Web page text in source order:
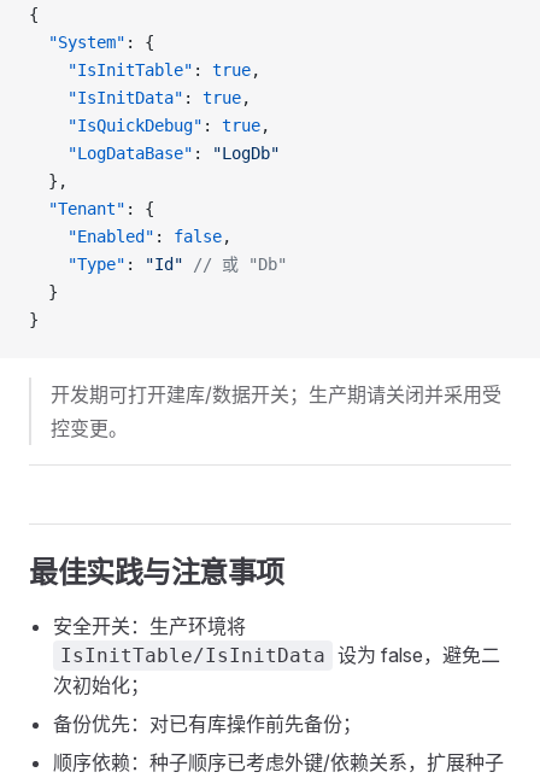
{
  "System"
: {
    "IsInitTable"
: true,
    "IsInitData"
: true,
    "IsQuickDebug"
: true,
    "LogDataBase"
:
"LogDb"
  },
  "Tenant"
: {
    "Enabled"
: false,
    "Type"
: "Id" // 或 "Db"
  }
}
开发期可打开建库/数据开关；生产期请关闭并采用受
控变更。
最佳实践与注意事项
安全开关：生产环境将
IsInitTable/IsInitData 设为 false，避免二
次初始化；
备份优先：对已有库操作前先备份；
顺序依赖：种子顺序已考虑外键/依赖关系，扩展种子